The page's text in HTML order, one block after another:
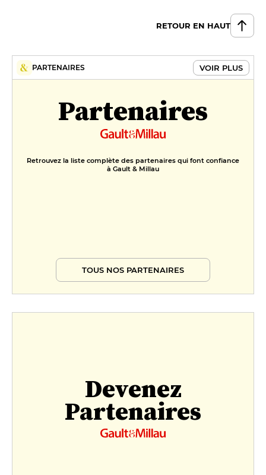
RETOUR EN HAUT
PARTENAIRES VOIR PLUS
Partenaires
Retrouvez la liste complète des partenaires qui font confiance
à Gault & Millau
TOUS NOS PARTENAIRES
Devenez
Partenaires